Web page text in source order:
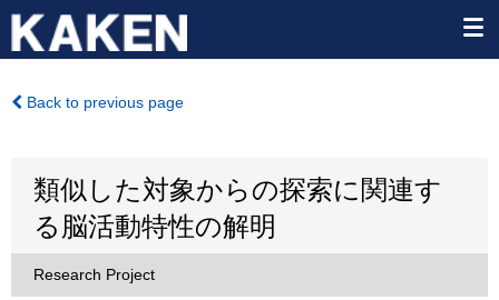
Back to previous page
類似した対象からの探索に関連す
る脳活動特性の解明
Research Project